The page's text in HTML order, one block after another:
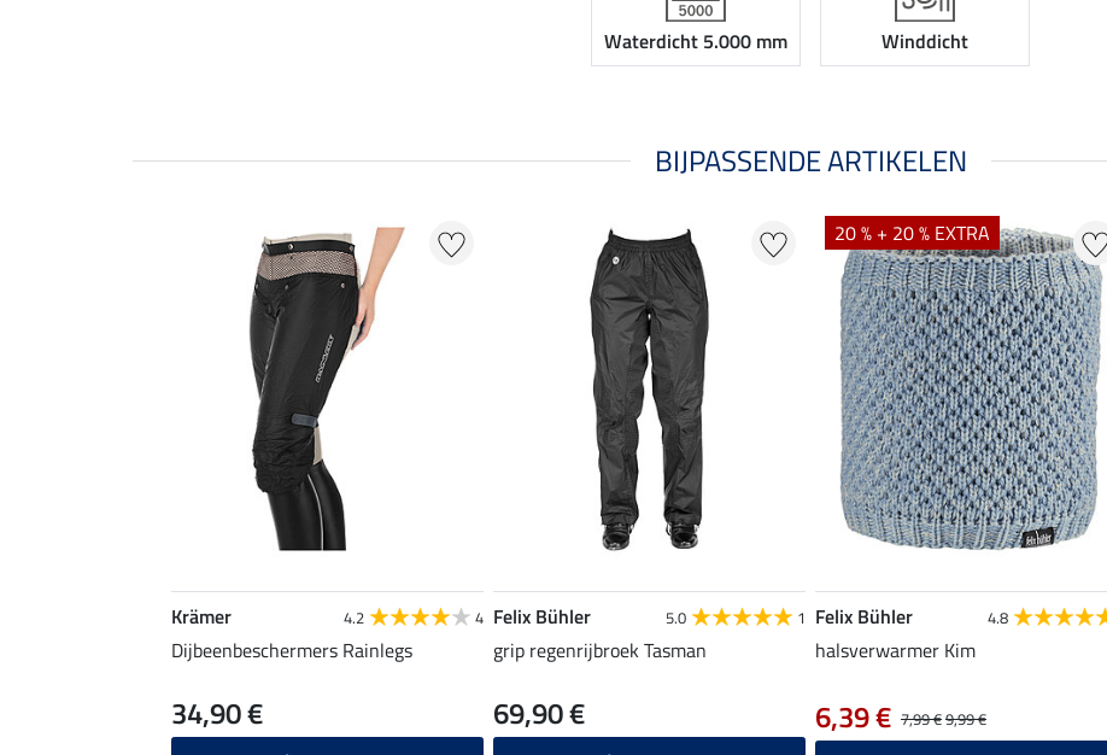
Waterdicht 5.000 mm Winddicht
BIJPASSENDE ARTIKELEN
Krämer 4.2 4
Dijbeenbeschermers Rainlegs
34,90 €
Felix Bühler 5.0 1
grip regenrijbroek Tasman
69,90 €
20 % + 20 % EXTRA
Felix Bühler 4.8
halsverwarmer Kim
7,99 €9,99 €
6,39 €